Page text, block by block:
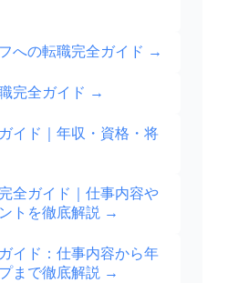
への転職完全ガイド →
完全ガイド →
イド｜年収・資格・将
全ガイド｜仕事内容や
トを徹底解説 →
イド：仕事内容から年
まで徹底解説 →